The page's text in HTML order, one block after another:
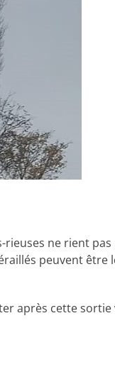
ne rient pas
peuvent être
après cette sortie